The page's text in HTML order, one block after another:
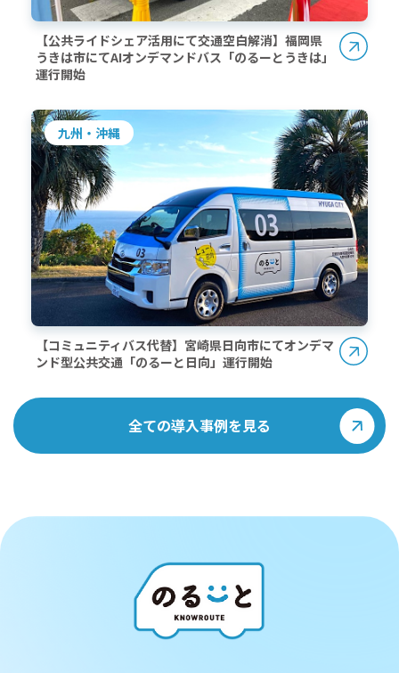
【公共ライドシェア活用にて交通空白解消】福岡県
うきは市にてAIオンデマンドバス「のるーとうきは」
運行開始
九州・沖縄
【コミュニティバス代替】宮崎県日向市にてオンデマ
ンド型公共交通「のるーと日向」運行開始
全ての導入事例を見る